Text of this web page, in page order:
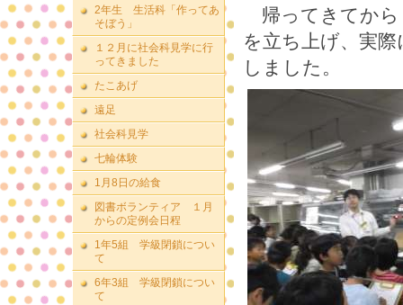
2年生 生活科「作ってあ
そぼう」
１２月に社会科見学に行
ってきました
たこあげ
遠足
社会科見学
七輪体験
1月8日の給食
図書ボランティア １月
からの定例会日程
1年5組 学級閉鎖につい
て
6年3組 学級閉鎖につい
て
帰ってきてから
を立ち上げ、実
しました。